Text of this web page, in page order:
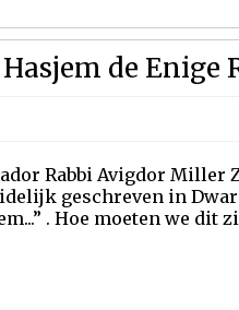
de Enige
Rabbi Avigdor Miller
geschreven in
. Hoe moeten we dit